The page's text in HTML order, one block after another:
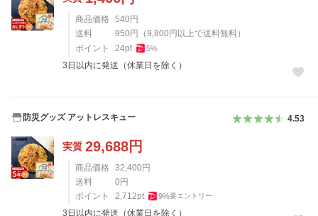
商品価格 540 円
送料
950 円 （9,800 円以上で送料無料）
ポイント
24pt 5%
3日以内に発送（休業日を除く）
防災グッズ アットレスキュー 4.53
実質 29,688円
商品価格 32,400 円
送料
0 円
ポイント
2,712pt 9%要エントリー
3日以内に発送（休業日を除く）